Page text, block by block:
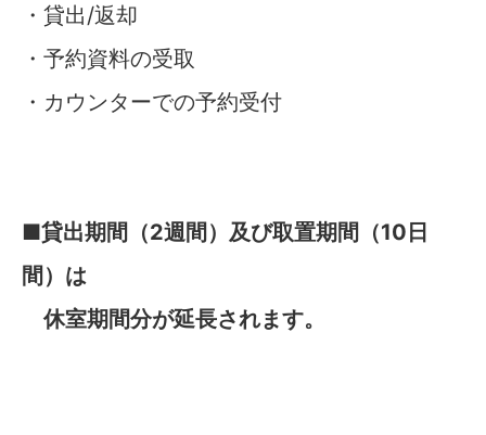
・貸出/返却
・予約資料の受取
・カウンターでの予約受付
■貸出期間（2週間）及び取置期間（10日
間）は
休室期間分が延長されます。